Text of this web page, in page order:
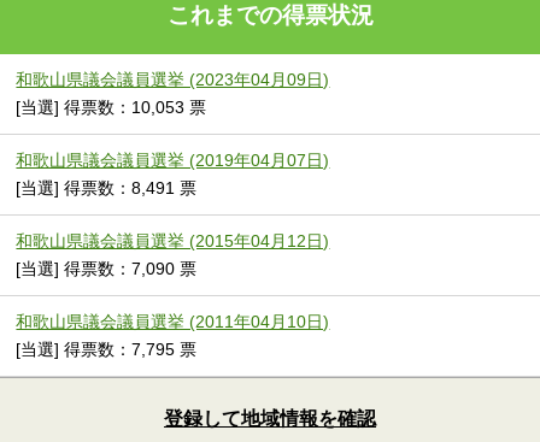
これまでの得票状況
和歌山県議会議員選挙 (2023年04月09日)
[当選] 得票数：10,053 票
和歌山県議会議員選挙 (2019年04月07日)
[当選] 得票数：8,491 票
和歌山県議会議員選挙 (2015年04月12日)
[当選] 得票数：7,090 票
和歌山県議会議員選挙 (2011年04月10日)
[当選] 得票数：7,795 票
登録して地域情報を確認